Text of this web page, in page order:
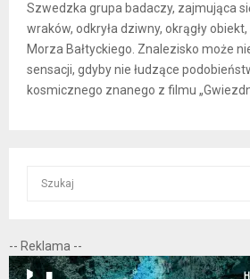
Szwedzka grupa badaczy, zajmująca
wraków, odkryła dziwny, okrągły
Morza Bałtyckiego. Znalezisko może
sensacji, gdyby nie łudzące
kosmicznego znanego z filmu
c
h
-- Reklama --